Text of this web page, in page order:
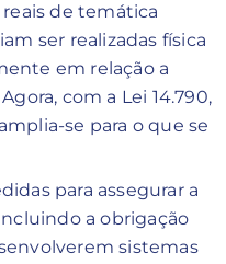
de temática
ser realizadas física
em relação a
com a Lei 14.790,
se para o que se
para assegurar a
a obrigação
sistemas